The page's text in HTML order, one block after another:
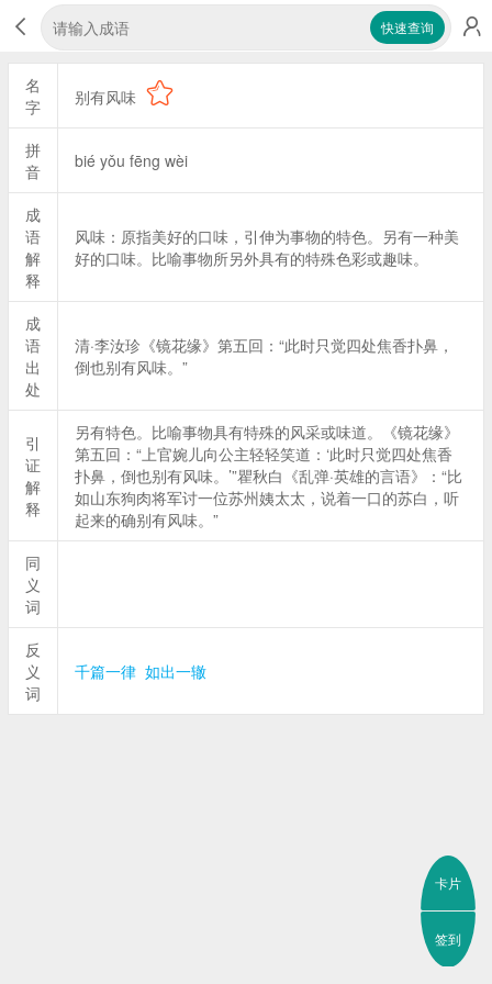
快速查询
名
字
别有风味
拼
音
bié yǒu fēng wèi
成
语
解
释
风味：原指美好的口味，引伸为事物的特色。另有一种美
好的口味。比喻事物所另外具有的特殊色彩或趣味。
成
语
出
处
清·李汝珍《镜花缘》第五回：“此时只觉四处焦香扑鼻，
倒也别有风味。”
引
证
解
释
另有特色。比喻事物具有特殊的风采或味道。《镜花缘》
第五回：“上官婉儿向公主轻轻笑道：‘此时只觉四处焦香
扑鼻，倒也别有风味。’”瞿秋白《乱弹·英雄的言语》：“比
如山东狗肉将军讨一位苏州姨太太，说着一口的苏白，听
起来的确别有风味。”
同
义
词
反
义
词
千篇一律 如出一辙
卡片
签到